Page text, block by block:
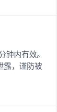
钟内有效。
露，谨防被